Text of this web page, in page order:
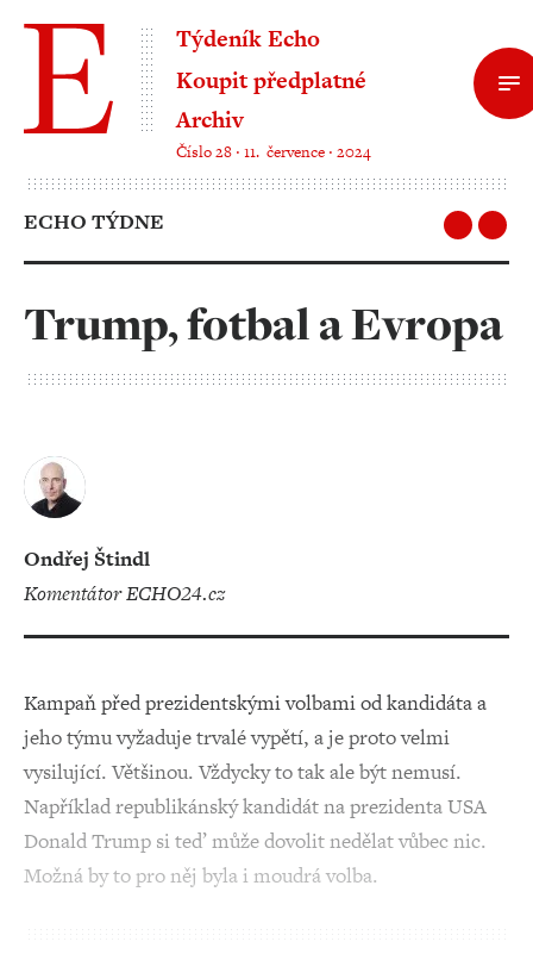
Týdeník Echo
Koupit předplatné
Archiv
Číslo 28 ‧ 11. července ‧ 2024
ECHO TÝDNE
Trump, fotbal a Evropa
Ondřej Štindl
komentátor ECHO24.cz
Kampaň před prezidentskými volbami od kandidáta a
jeho týmu vyžaduje trvalé vypětí, a je proto velmi
vysilující. Většinou. Vždycky to tak ale být nemusí.
Například republikánský kandidát na prezidenta USA
Donald Trump si teď může dovolit nedělat vůbec nic.
Možná by to pro něj byla i moudrá volba.